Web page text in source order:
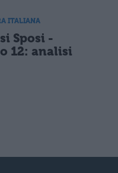
ITALIANA
Sposi -
12: analisi